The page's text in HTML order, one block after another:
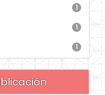
1
1
1